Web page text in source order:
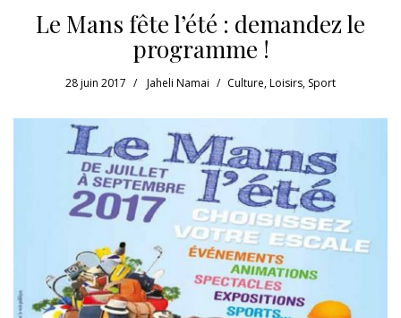
Le Mans fête l’été : demandez le
programme !
28 juin 2017 Jaheli Namai Culture,Loisirs, Sport